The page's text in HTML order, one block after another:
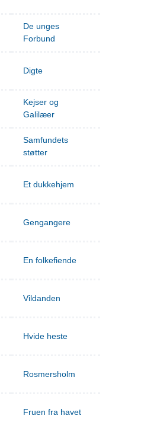
De unges
Forbund
Digte
Kejser og
Galilæer
Samfundets
støtter
Et dukkehjem
Gengangere
En folkefiende
Vildanden
Hvide heste
Rosmersholm
Fruen fra havet